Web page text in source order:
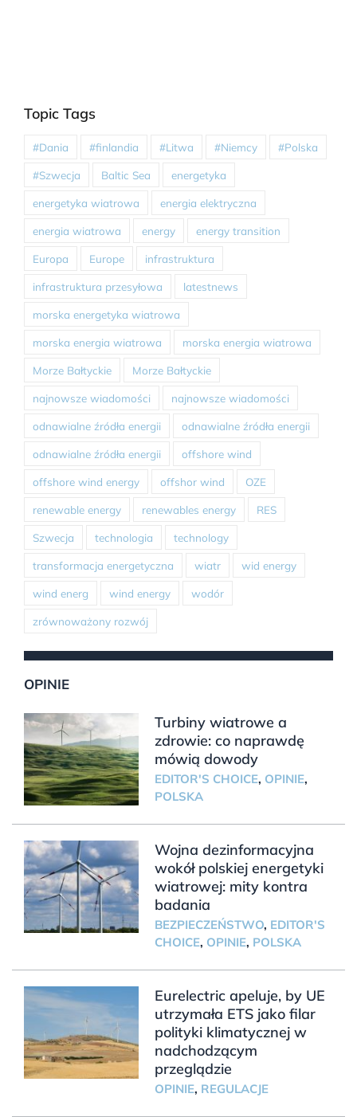
Topic Tags
#Dania #finlandia #Litwa #Niemcy #Polska
#Szwecja Baltic Sea energetyka
energetyka wiatrowa energia elektryczna
energia wiatrowa energy energy transition
Europa Europe infrastruktura
infrastruktura przesyłowa latestnews
morska energetyka wiatrowa
morska energia wiatrowa morska energia wiatrowa
Morze Bałtyckie Morze Bałtyckie
najnowsze wiadomości najnowsze wiadomości
odnawialne źródła energii odnawialne źródła energii
odnawialne źródła energii offshore wind
offshore wind energy offshor wind OZE
renewable energy renewables energy RES
Szwecja technologia technology
transformacja energetyczna wiatr wid energy
wind energ wind energy wodór
zrównoważony rozwój
OPINIE
Turbiny wiatrowe a
zdrowie: co naprawdę
mówią dowody
EDITOR'S CHOICE, OPINIE,
POLSKA
Wojna dezinformacyjna
wokół polskiej energetyki
wiatrowej: mity kontra
badania
BEZPIECZEŃSTWO, EDITOR'S
CHOICE, OPINIE, POLSKA
Eurelectric apeluje, by UE
utrzymała ETS jako filar
polityki klimatycznej w
nadchodzącym
przeglądzie
OPINIE, REGULACJE